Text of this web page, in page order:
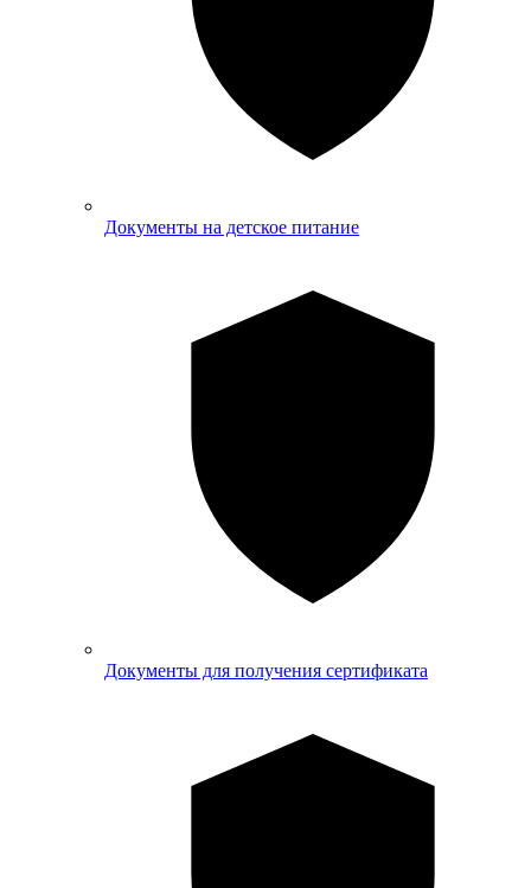
Документы на детское питание
Документы для получения сертификата